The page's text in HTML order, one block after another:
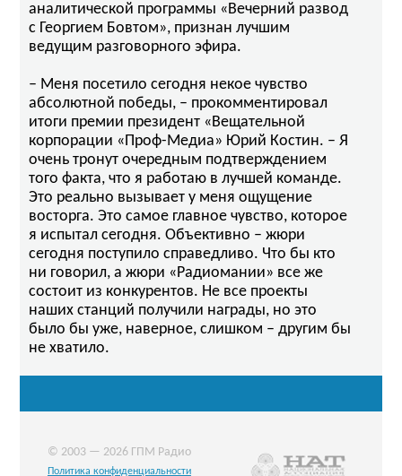
аналитической программы «Вечерний развод
с Георгием Бовтом», признан лучшим
ведущим разговорного эфира.
– Меня посетило сегодня некое чувство
абсолютной победы, – прокомментировал
итоги премии президент «Вещательной
корпорации «Проф-Медиа» Юрий Костин. – Я
очень тронут очередным подтверждением
того факта, что я работаю в лучшей команде.
Это реально вызывает у меня ощущение
восторга. Это самое главное чувство, которое
я испытал сегодня. Объективно – жюри
сегодня поступило справедливо. Что бы кто
ни говорил, а жюри «Радиомании» все же
состоит из конкурентов. Не все проекты
наших станций получили награды, но это
было бы уже, наверное, слишком – другим бы
не хватило.
© 2003 — 2026 ГПМ Радио
Политика конфиденциальности